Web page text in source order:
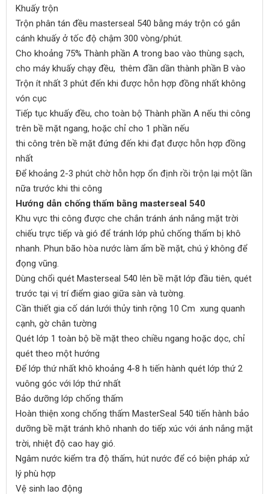
Khuấy trộn
Trộn phân tán đều masterseal 540 bằng máy trộn có gắn
cánh khuấy ở tốc độ chậm 300 vòng/phút.
Cho khoảng 75% Thành phần A trong bao vào thùng sạch,
cho máy khuấy chạy đều, thêm đần dần thành phần B vào
Trộn ít nhất 3 phút đến khi được hỗn hợp đồng nhất không
vón cục
Tiếp tục khuấy đều, cho toàn bộ Thành phần A nếu thi công
trên bề mặt ngang, hoặc chỉ cho 1 phần nếu
thi công trên bề mặt đứng đến khi đạt được hỗn hợp đồng
nhất
Để khoảng 2-3 phút chờ hỗn hợp ổn định rồi trộn lại một lần
nữa trước khi thi công
Hướng dẫn chống thấm bằng masterseal 540
Khu vực thi công được che chắn tránh ánh nắng mặt trời
chiếu trực tiếp và gió để tránh lớp phủ chống thấm bị khô
nhanh. Phun bão hòa nước làm ẩm bề mặt, chú ý không để
đọng vũng.
Dùng chổi quét Masterseal 540 lên bề mặt lớp đầu tiên, quét
trước tại vị trí điểm giao giữa sàn và tường.
Cần thiết gia cố dán lưới thủy tinh rộng 10 Cm xung quanh
cạnh, gờ chân tường
Quét lớp 1 toàn bộ bề mặt theo chiều ngang hoặc dọc, chỉ
quét theo một hướng
Để lớp thứ nhất khô khoảng 4-8 h tiến hành quét lớp thứ 2
vuông góc với lớp thứ nhất
Bảo dưỡng lớp chống thấm
Hoàn thiện xong chống thấm MasterSeal 540 tiến hành bảo
dưỡng bề mặt tránh khô nhanh do tiếp xúc với ánh nắng mặt
trời, nhiệt độ cao hay gió.
Ngâm nước kiểm tra độ thấm, hút nước để có biện pháp xử
lý phù hợp
Vệ sinh lao động